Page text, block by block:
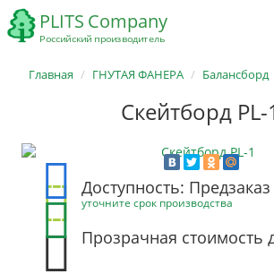
Главная ГНУТАЯ ФАНЕРА Балансборд
Скейтборд PL-
Доступность: Предзаказ
уточните срок производства
Прозрачная стоимость